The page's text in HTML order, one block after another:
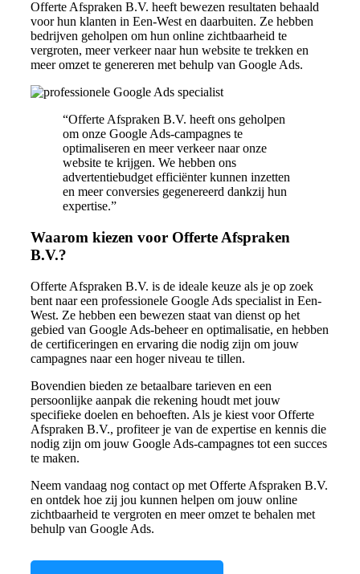
Offerte Afspraken B.V. heeft bewezen resultaten behaald
voor hun klanten in Een-West en daarbuiten. Ze hebben
bedrijven geholpen om hun online zichtbaarheid te
vergroten, meer verkeer naar hun website te trekken en
meer omzet te genereren met behulp van Google Ads.
“Offerte Afspraken B.V. heeft ons geholpen
om onze Google Ads-campagnes te
optimaliseren en meer verkeer naar onze
website te krijgen. We hebben ons
advertentiebudget efficiënter kunnen inzetten
en meer conversies gegenereerd dankzij hun
expertise.”
Waarom kiezen voor Offerte Afspraken
B.V.?
Offerte Afspraken B.V. is de ideale keuze als je op zoek
bent naar een professionele Google Ads specialist in Een-
West. Ze hebben een bewezen staat van dienst op het
gebied van Google Ads-beheer en optimalisatie, en hebben
de certificeringen en ervaring die nodig zijn om jouw
campagnes naar een hoger niveau te tillen.
Bovendien bieden ze betaalbare tarieven en een
persoonlijke aanpak die rekening houdt met jouw
specifieke doelen en behoeften. Als je kiest voor Offerte
Afspraken B.V., profiteer je van de expertise en kennis die
nodig zijn om jouw Google Ads-campagnes tot een succes
te maken.
Neem vandaag nog contact op met Offerte Afspraken B.V.
en ontdek hoe zij jou kunnen helpen om jouw online
zichtbaarheid te vergroten en meer omzet te behalen met
behulp van Google Ads.